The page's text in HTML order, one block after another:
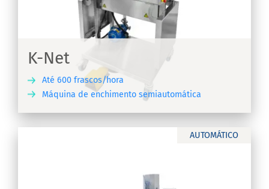
K-Net
Até 600 frascos/hora
Máquina de enchimento semiautomática
AUTOMÁTICO